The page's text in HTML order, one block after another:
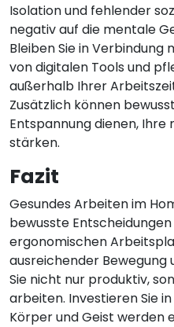
Isolation und fehlender
negativ auf die mentale
Bleiben Sie in
von digitalen Tools und
außerhalb Ihrer
Zusätzlich können
Entspannung dienen,
stärken.
Fazit
Gesundes Arbeiten im
bewusste
ergonomischen
ausreichender Bewegung
Sie nicht nur produktiv,
arbeiten. Investieren Sie
Körper und Geist werden